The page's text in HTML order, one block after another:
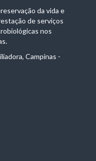
da vida e
de serviços
nos
Campinas -